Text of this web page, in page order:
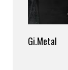
Gi.Metal